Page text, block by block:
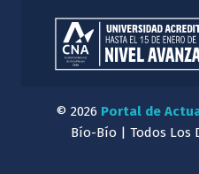
© 2026 Portal de
Bío-Bío | Todos Los